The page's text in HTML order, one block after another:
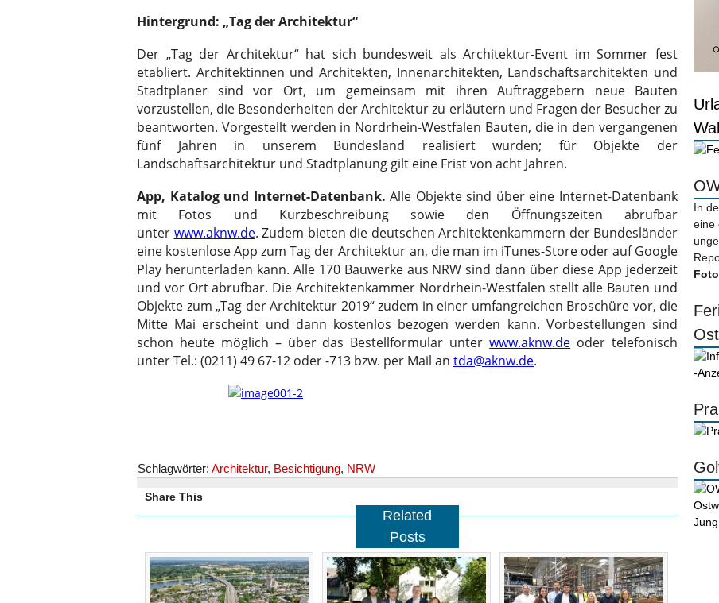
Hintergrund: „Tag der Architektur“
Der „Tag der Architektur“ hat sich bundesweit als Architektur-Event im Sommer fest
etabliert. Architektinnen und Architekten, Innenarchitekten, Landschaftsarchitekten und
Stadtplaner sind vor Ort, um gemeinsam mit ihren Auftraggebern neue Bauten
vorzustellen, die Besonderheiten der Architektur zu erläutern und Fragen der Besucher zu
beantworten. Vorgestellt werden in Nordrhein-Westfalen Bauten, die in den vergangenen
fünf Jahren in unserem Bundesland realisiert wurden; für Objekte der
Landschaftsarchitektur und Stadtplanung gilt eine Frist von acht Jahren.
App, Katalog und Internet-Datenbank.Alle Objekte sind über eine Internet-Datenbank
mit Fotos und Kurzbeschreibung sowie den Öffnungszeiten abrufbar
unter www.aknw.de. Zudem bieten die deutschen Architektenkammern der Bundesländer
eine kostenlose App zum Tag der Architektur an, die man im iTunes-Store oder auf Google
Play herunterladen kann. Alle 170 Bauwerke aus NRW sind dann über diese App jederzeit
und vor Ort abrufbar. Die Architektenkammer Nordrhein-Westfalen stellt alle Bauten und
Objekte zum „Tag der Architektur 2019“ zudem in einer umfangreichen Broschüre vor, die
Mitte Mai erscheint und dann kostenlos bezogen werden kann. Vorbestellungen sind
schon heute möglich – über das Bestellformular unterwww.aknw.de oder telefonisch
unter Tel.: (0211) 49 67-12 oder -713 bzw. per Mail an tda@aknw.de.
Schlagwörter: Architektur, Besichtigung, NRW
Share This
Related
Posts
In
eine
-